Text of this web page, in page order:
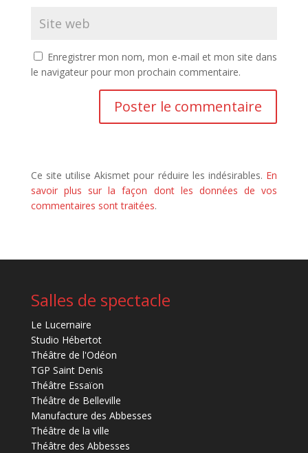
Enregistrer mon nom, mon e-mail et mon site dans
le navigateur pour mon prochain commentaire.
Ce site utilise Akismet pour réduire les indésirables. En
savoir plus sur la façon dont les données de vos
commentaires sont traitées.
Salles de spectacle
Le Lucernaire
Studio Hébertot
Théâtre de l'Odéon
TGP Saint Denis
Théâtre Essaïon
Théâtre de Belleville
Manufacture des Abbesses
Théâtre de la ville
Théâtre des Abbesses